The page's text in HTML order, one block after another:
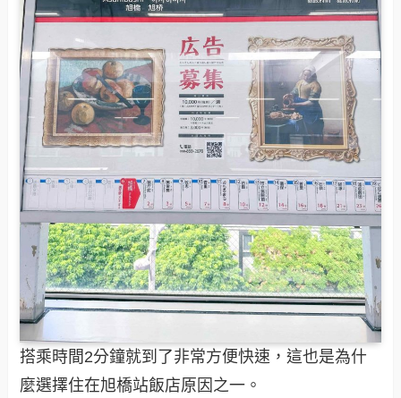
搭乘時間2分鐘就到了非常方便快速，這也是為什
麼選擇住在旭橋站飯店原因之一。